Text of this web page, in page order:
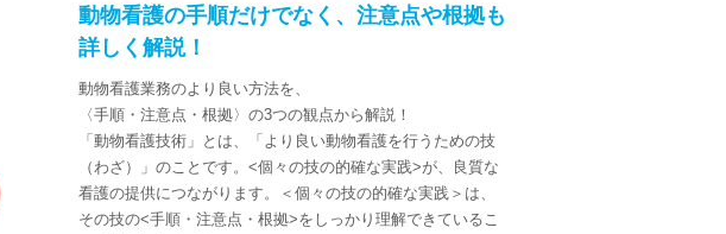
動物看護の手順だけでなく、注意点や根拠も
詳しく解説！
動物看護業務のより良い方法を、
〈手順・注意点・根拠〉の3つの観点から解説！
「動物看護技術」とは、「より良い動物看護を行うための技
（わざ）」のことです。<個々の技の的確な実践>が、良質な
看護の提供につながります。＜個々の技の的確な実践＞は、
その技の<手順・注意点・根拠>をしっかり理解できているこ